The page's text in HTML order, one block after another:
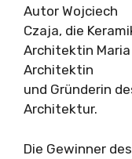
Autor Wojciech
Czaja, die
Architektin Maria
Architektin
und Gründerin
Architektur.
Die Gewinner